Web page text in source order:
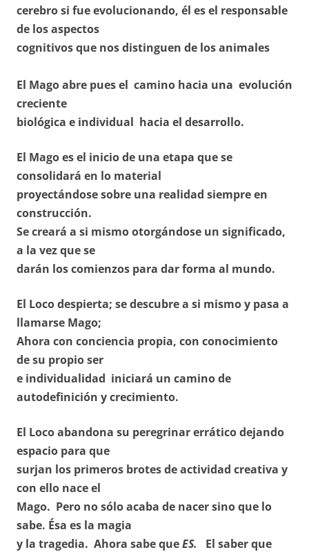
cerebro si fue evolucionando, él es el responsable
de los aspectos
cognitivos que nos distinguen de los animales
El Mago abre pues el camino hacia una evolución
creciente
biológica e individual hacia el desarrollo.
El Mago es el inicio de una etapa que se
consolidará en lo material
proyectándose sobre una realidad siempre en
construcción.
Se creará a si mismo otorgándose un significado,
a la vez que se
darán los comienzos para dar forma al mundo.
El Loco despierta; se descubre a si mismo y pasa a
llamarse Mago;
Ahora con conciencia propia, con conocimiento
de su propio ser
e individualidad iniciará un camino de
autodefinición y crecimiento.
El Loco abandona su peregrinar errático dejando
espacio para que
surjan los primeros brotes de actividad creativa y
con ello nace el
Mago. Pero no sólo acaba de nacer sino que lo
sabe. Ésa es la magia
y la tragedia. Ahora sabe queES. El saber que